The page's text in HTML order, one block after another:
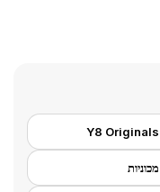
Y8 Originals
מכוניות